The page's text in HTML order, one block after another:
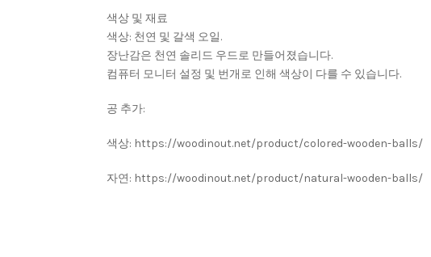
색상 및 재료
색상: 천연 및 갈색 오일.
장난감은 천연 솔리드 우드로 만들어졌습니다.
컴퓨터 모니터 설정 및 번개로 인해 색상이 다를 수 있습니다.
공 추가:
색상: https://woodinout.net/product/colored-wooden-balls/
자연: https://woodinout.net/product/natural-wooden-balls/